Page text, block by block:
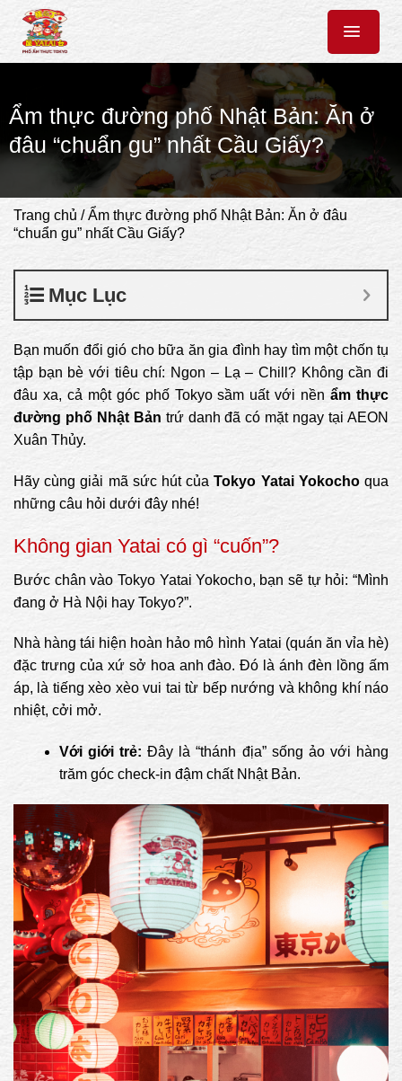
Chuyển
Ẩm thực đường phố Nhật Bản: Ăn ở
đâu “chuẩn gu” nhất Cầu Giấy?
Trang chủ /Ẩm thực đường phố Nhật Bản: Ăn ở đâu
“chuẩn gu” nhất Cầu Giấy?
Mục Lục
Bạn muốn đổi gió cho bữa ăn gia đình hay tìm một chốn tụ
tập bạn bè với tiêu chí: Ngon – Lạ – Chill? Không cần đi
đâu xa, cả một góc phố Tokyo sầm uất với nềnẩm thực
đường phố Nhật Bản trứ danh đã có mặt ngay tại AEON
Xuân Thủy.
Hãy cùng giải mã sức hút củaTokyo Yatai Yokochoqua
những câu hỏi dưới đây nhé!
Không gian Yatai có gì “cuốn”?
Bước chân vào Tokyo Yatai Yokocho, bạn sẽ tự hỏi: “Mình
đang ở Hà Nội hay Tokyo?”.
Nhà hàng tái hiện hoàn hảo mô hình Yatai (quán ăn vỉa hè)
đặc trưng của xứ sở hoa anh đào. Đó là ánh đèn lồng ấm
áp, là tiếng xèo xèo vui tai từ bếp nướng và không khí náo
nhiệt, cởi mở.
Với giới trẻ: Đây là “thánh địa” sống ảo với hàng
trăm góc check-in đậm chất Nhật Bản.